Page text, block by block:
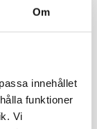
Om
innehållet
funktioner
Vi
Vi önskar